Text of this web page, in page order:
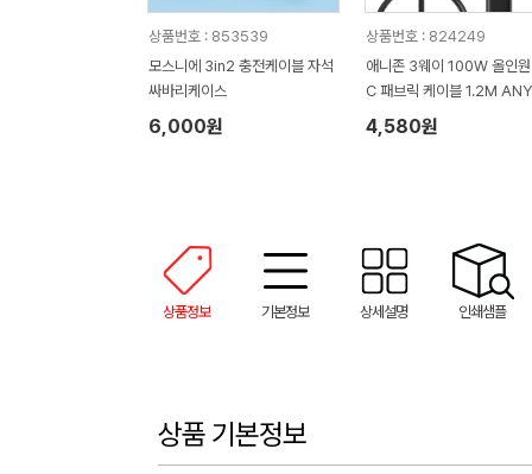
상품번호 : 853539
모스니에 3in2 충전케이블 자석
싸바리케이스
6,000원
상품번호 : 824249
애니존 3웨이 100W 올인
C 패브릭 케이블 1.2M
2M-CCC
4,580원
상품정보 기본정보 상세설명 인쇄샘플
상품 기본정보